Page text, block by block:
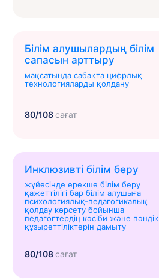
Білім алушылардың білім
сапасын арттыру
мақсатында сабақта цифрлық
технологияларды қолдану
80/108сағат
Инклюзивті білім беру
жүйесінде ерекше білім беру
қажеттілігі бар білім алушыға
психологиялық-педагогикалық
қолдау көрсету бойынша
педагогтердің кәсіби және пәндік
құзыреттіліктерін дамыту
80/108сағат